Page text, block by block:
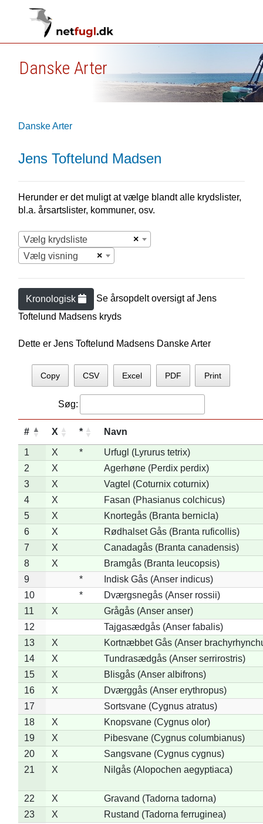
Danske Arter
Danske Arter
Jens Toftelund Madsen
Herunder er det muligt at vælge blandt alle krydslister,
bl.a. årsartslister, kommuner, osv.
×
Vælg krydsliste
×
Vælg visning
Kronologisk Se årsopdelt oversigt afJens
Toftelund Madsens kryds
Dette er Jens Toftelund Madsens Danske Arter
Copy CSV Excel PDF Print
Søg:
# X * Navn
1 X *
Urfugl (Lyrurus tetrix)
2
X
Agerhøne (Perdix perdix)
3
X
Vagtel (Coturnix coturnix)
4
X
Fasan (Phasianus colchicus)
5
X
Knortegås (Branta bernicla)
6
X
Rødhalset Gås (Branta ruficollis)
7
X
Canadagås (Branta canadensis)
8
X
Bramgås (Branta leucopsis)
9
*
Indisk Gås (Anser indicus)
10
*
Dværgsnegås (Anser rossii)
11
X
Grågås (Anser anser)
12
Tajgasædgås (Anser fabalis)
13
X
Kortnæbbet Gås (Anser
14
X
Tundrasædgås (Anser serrirostris)
15
X
Blisgås (Anser albifrons)
16
X
Dværggås (Anser erythropus)
17
Sortsvane (Cygnus atratus)
18
X
Knopsvane (Cygnus olor)
19
X
Pibesvane (Cygnus columbianus)
20
X
Sangsvane (Cygnus cygnus)
21
X Nilgås (Alopochen aegyptiaca)
22 X
Gravand (Tadorna tadorna)
23
X
Rustand (Tadorna ferruginea)